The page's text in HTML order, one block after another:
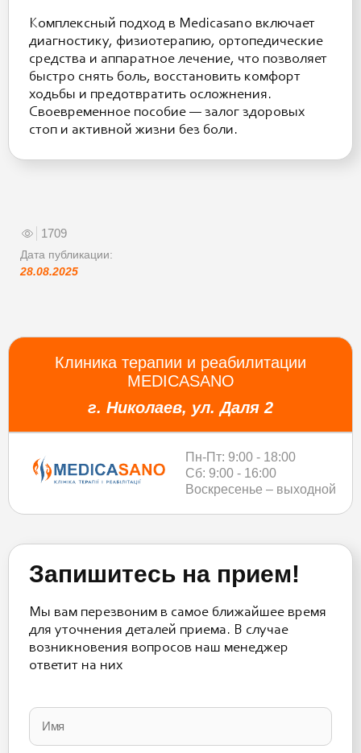
Комплексный подход в Medicasano включает
диагностику, физиотерапию, ортопедические
средства и аппаратное лечение, что позволяет
быстро снять боль, восстановить комфорт
ходьбы и предотвратить осложнения.
Своевременное пособие — залог здоровых
стоп и активной жизни без боли.
1709
Дата публикации:
28.08.2025
Клиника терапии и реабилитации
MEDICASANO
г. Николаев, ул. Даля 2
Пн-Пт: 9:00 - 18:00
Сб: 9:00 - 16:00
Воскресенье – выходной
Запишитесь на прием!
Мы вам перезвоним в самое ближайшее время
для уточнения деталей приема. В случае
возникновения вопросов наш менеджер
ответит на них
leave
this
field